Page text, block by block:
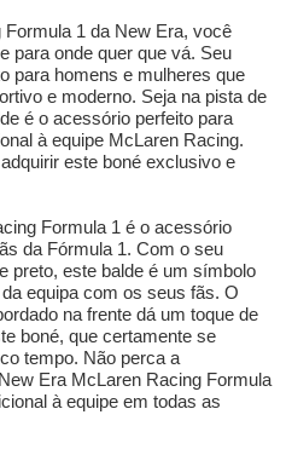
1 da New Era, você
para onde quer que vá. Seu
para homens e mulheres que
e moderno. Seja na pista de
é o acessório perfeito para
à equipe McLaren Racing.
este boné exclusivo e
Formula 1 é o acessório
da Fórmula 1. Com o seu
preto, este balde é um símbolo
equipa com os seus fãs. O
na frente dá um toque de
boné, que certamente se
tempo. Não perca a
Era McLaren Racing Formula
à equipe em todas as